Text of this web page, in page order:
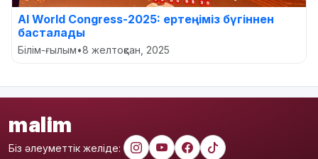
AI World Congress-2025: ертеңіміз бүгіннен
басталады
Білім-ғылым•8 желтоқсан, 2025
malim
Біз әлеуметтік желіде: